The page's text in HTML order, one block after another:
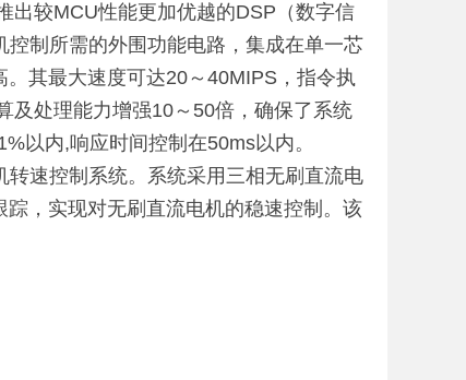
出较MCU性能更加优越的DSP（数字信
制所需的外围功能电路，集成在单一芯
其最大速度可达20～40MIPS，指令执
及处理能力增强10～50倍，确保了系统
以内,响应时间控制在50ms以内。
速控制系统。系统采用三相无刷直流电
，实现对无刷直流电机的稳速控制。该